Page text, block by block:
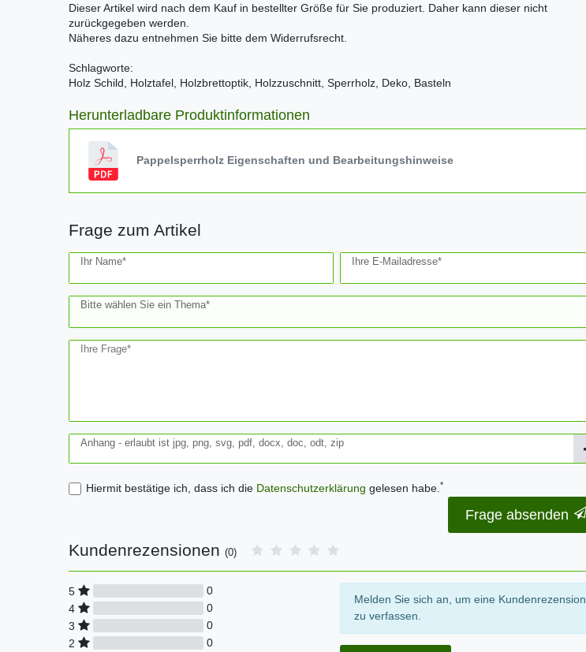
Dieser Artikel wird nach dem Kauf in bestellter Größe für Sie produziert. Daher kann dieser nicht
zurückgegeben werden.
Näheres dazu entnehmen Sie bitte dem Widerrufsrecht.
Schlagworte:
Holz Schild, Holztafel, Holzbrettoptik, Holzzuschnitt, Sperrholz, Deko, Basteln
Herunterladbare Produktinformationen
Pappelsperrholz Eigenschaften und Bearbeitungshinweise
Frage zum Artikel
Ihr Name* Ihre E-Mailadresse*
Bitte wählen Sie ein Thema*
Ihre Frage*
Anhang - erlaubt ist jpg, png, svg, pdf, docx, doc, odt, zip
Hiermit bestätige ich, dass ich die Daten­schutz­erklärung gelesen habe. *
Ceres::Template.mailFormHoneypotLabel
Frage absenden
Kundenrezensionen (0)
5
0
4
0
3
0
2
0
Melden Sie sich an, um eine Kundenrezension
zu verfassen.